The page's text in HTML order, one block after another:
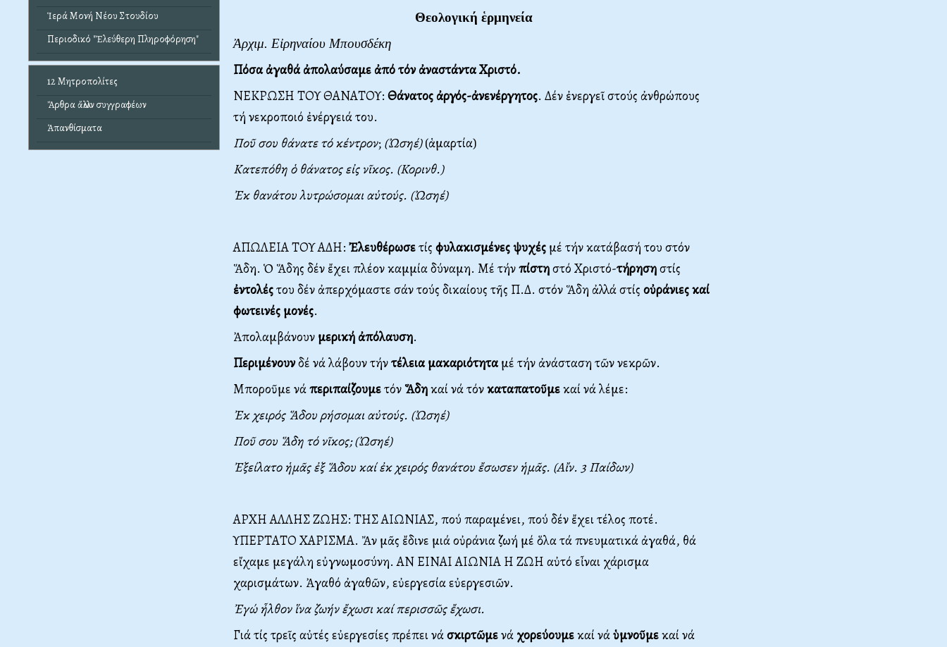
Ἱερά Μονή Νέου Στουδίου
Περιοδικό "Ἐλεύθερη Πληροφόρηση"
12 Μητροπολίτες
Ἄρθρα ἄλλων συγγραφέων
Ἀπανθίσματα
Θεολογική ἑρμηνεία
Ἀρχιμ. Εἰρηναίου Μπουσδέκη
Πόσα ἀγαθά ἀπολαύσαμε ἀπό τόν ἀναστάντα Χριστό.
ΝΕΚΡΩΣΗ ΤΟΥ ΘΑΝΑΤΟΥ: Θάνατος ἀργός-ἀνενέργητος. Δέν ἐνεργεῖ στούς ἀνθρώπους
τή νεκροποιό ἐνέργειά του.
Ποῦ σου θάνατε τό κέντρον; (Ὠσηέ)(ἁμαρτία)
Κατεπόθη ὁ θάνατος εἰς νῖκος. (Κορινθ.)
Ἐκ θανάτου λυτρώσομαι αὐτούς. (Ὠσηέ)
ΑΠΩΛΕΙΑ ΤΟΥ ΑΔΗ: Ἐλευθέρωσετίς φυλακισμένεςψυχές μέ τήν κατάβασή του στόν
Ἅδη. Ὁ Ἅδης δέν ἔχει πλέον καμμία δύναμη. Μέ τήνπίστηστό Χριστό-τήρησηστίς
ἐντολέςτου δέν ἀπερχόμαστε σάν τούς δικαίους τῆς Π.Δ. στόν Ἅδη ἀλλά στίς οὐράνιες καί
φωτεινές μονές.
Ἀπολαμβάνουν μερική ἀπόλαυση.
Περιμένουνδέ νά λάβουν τήντέλεια μακαριότηταμέ τήν ἀνάσταση τῶν νεκρῶν.
Μποροῦμε νάπεριπαίζουμετόν Ἅδηκαί νά τόνκαταπατοῦμεκαί νά λέμε:
Ἐκ χειρός Ἅδου ρήσομαι αὐτούς. (Ὠσηέ)
Ποῦ σου Ἅδη τό νῖκος; (Ὠσηέ)
Ἐξείλατο ἡμᾶς ἐξ Ἅδου καί ἐκ χειρός θανάτου ἔσωσεν ἡμᾶς. (Αἴν. 3 Παίδων)
ΑΡΧΗ ΑΛΛΗΣ ΖΩΗΣ: ΤΗΣ ΑΙΩΝΙΑΣ, πού παραμένει, πού δέν ἔχει τέλος ποτέ.
ΥΠΕΡΤΑΤΟ ΧΑΡΙΣΜΑ. Ἄν μᾶς ἔδινε μιά οὐράνια ζωή μέ ὅλα τά πνευματικά ἀγαθά, θά
εἴχαμε μεγάλη εὐγνωμοσύνη. ΑΝ ΕΙΝΑΙ ΑΙΩΝΙΑ Η ΖΩΗ αὐτό εἶναι χάρισμα
χαρισμάτων. Ἀγαθό ἀγαθῶν, εὐεργεσία εὐεργεσιῶν.
Ἐγώ ἦλθον ἵνα ζωήν ἔχωσι καί περισσῶς ἔχωσι.
Γιά τίς τρεῖς αὐτές εὐεργεσίες πρέπει νάσκιρτῶμενά χορεύουμεκαί νάὑμνοῦμεκαί νά